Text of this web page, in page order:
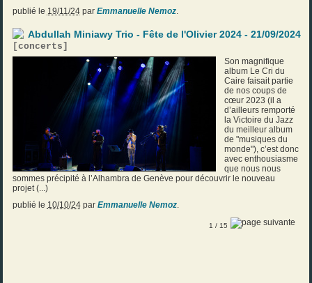
publié le 19/11/24par Emmanuelle Nemoz.
Abdullah Miniawy Trio - Fête de l'Olivier 2024 - 21/09/2024
[concerts ]
Son magnifique
album Le Cri du
Caire faisait partie
de nos coups de
cœur 2023 (il a
d’ailleurs remporté
la Victoire du Jazz
du meilleur album
de "musiques du
monde"), c’est donc
avec enthousiasme
que nous nous
sommes précipité à l’Alhambra de Genève pour découvrir le nouveau
projet (...)
publié le 10/10/24par Emmanuelle Nemoz.
1 / 15